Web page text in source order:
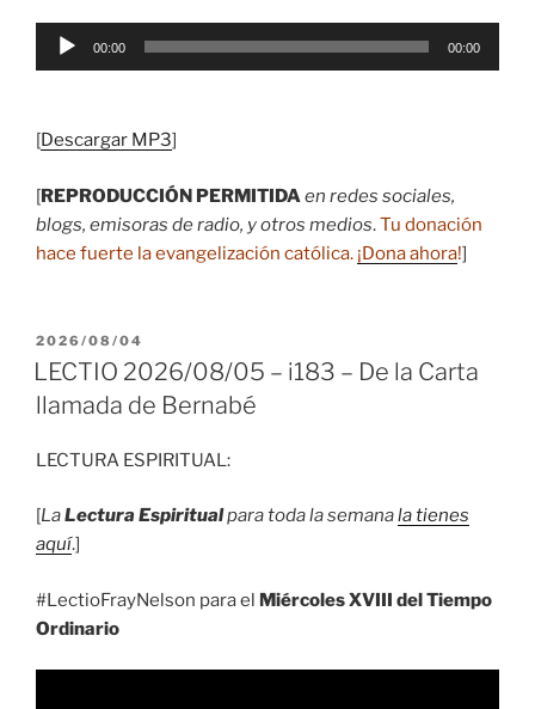
Reproductor
00:00 00:00
[Descargar MP3]
[REPRODUCCIÓN PERMITIDA en redes sociales,
blogs, emisoras de radio, y otros medios.Tu donación
hace fuerte la evangelización católica. ¡Dona ahora!]
PUBLICADO
EL
2026/08/04
LECTIO 2026/08/05 – i183 – De la Carta
llamada de Bernabé
LECTURA ESPIRITUAL:
[LaLectura Espiritualpara toda la semanala tienes
aquí.]
#LectioFrayNelson para el Miércoles XVIII del Tiempo
Ordinario